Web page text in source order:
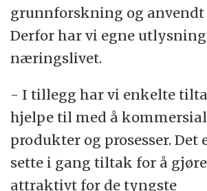
grunnforskning og
Derfor har vi egne
næringslivet.
- I tillegg har vi enkelte
hjelpe til med å
produkter og prosesser. Det
sette i gang tiltak for å
attraktivt for de tyngste